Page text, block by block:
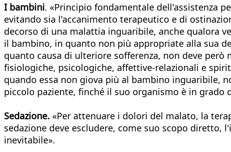
I bambini. «Principio fondamentale dell'assistenza
evitando sia l'accanimento terapeutico e di
decorso di una malattia inguaribile, anche qualora
il bambino, in quanto non più appropriate alla sua
quanto causa di ulteriore sofferenza, non deve
fisiologiche, psicologiche, affettive-relazionali e
quando essa non giova più al bambino inguaribile,
piccolo paziente, finché il suo organismo è in grado
Sedazione. «Per attenuare i dolori del malato, la
sedazione deve escludere, come suo scopo
inevitabile».